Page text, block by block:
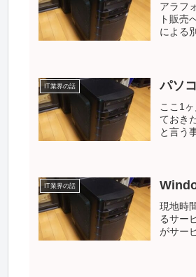
アラフ
ト販売
による
IT業界の話 パソ
ここ1
ておき
と言う
IT業界の話
現地時
るサー
がサー